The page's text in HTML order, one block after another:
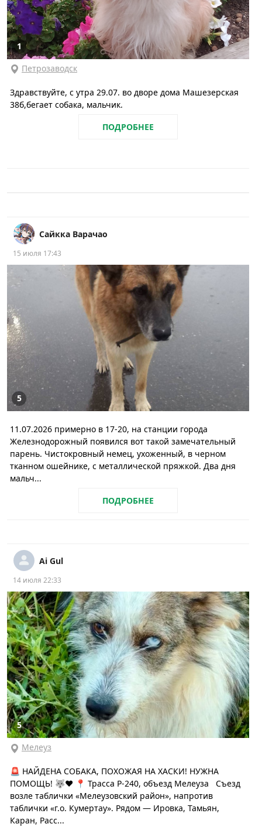
1
Петрозаводск
Здравствуйте, с утра 29.07. во дворе дома Машезерская
38б,бегает собака, мальчик.
ПОДРОБНЕЕ
Сайкка Варачао
15 июля 17:43
5
11.07.2026 примерно в 17-20, на станции города
Железнодорожный появился вот такой замечательный
парень. Чистокровный немец, ухоженный, в черном
тканном ошейнике, с металлической пряжкой. Два дня
мальч...
ПОДРОБНЕЕ
Ai Gul
14 июля 22:33
5
Мелеуз
🚨 НАЙДЕНА СОБАКА, ПОХОЖАЯ НА ХАСКИ! НУЖНА
ПОМОЩЬ! 🐺❤️ 📍 Трасса Р-240, объезд Мелеуза Съезд
возле таблички «Мелеузовский район», напротив
таблички «г.о. Кумертау». Рядом — Ировка, Тамьян,
Каран, Расс...